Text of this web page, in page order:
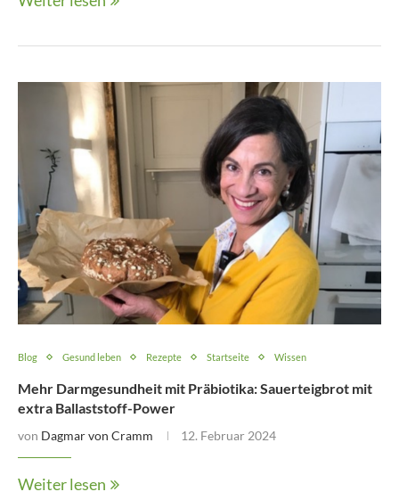
Blog Gesund leben Rezepte Startseite Wissen
Mehr Darmgesundheit mit Präbiotika: Sauerteigbrot mit
extra Ballaststoff-Power
von Dagmar von Cramm 12. Februar 2024
Weiter lesen